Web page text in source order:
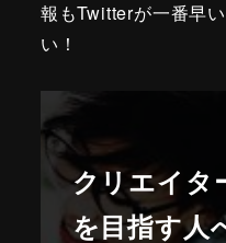
報もTwitterが一番早
い！
クリエイタ
を目指す人